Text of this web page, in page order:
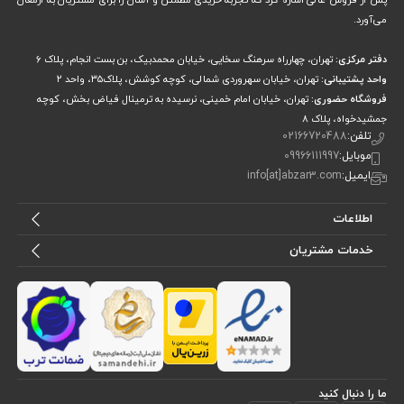
سوالات متداول
منگنه کوب بادی برای چه کارهایی مناسب است؟
ظرفیت ۱۰۰ منگنه کافی است؟
اقلام همراه دستگاه چیست؟
چگونه منگنه کوب بادی را نگهداری کنم؟
از کجا منگنه کوب آروا اصل بخرم؟
همین حالا سفارش دهید
ارسال فوری | تضمین اصالت کالا | پشتیبانی تخصصی ابزار سه
می‌آورد.
دفتر مرکزی:تهران، چهارراه سرهنگ سخایی، خیابان محمدبیک، بن بست انجام، پلاک 6
واحد پشتیبانی:تهران، خیابان سهروردی شمالی، کوچه کوشش، پلاک۳۵، واحد ۲
فروشگاه حضوری:تهران، خیابان امام خمینی، نرسیده به ترمینال فیاض بخش، کوچه
جمشیدخواه، پلاک ۸
تلفن:02166720488
موبایل:09966111997
ایمیل:info[at]abzar3.com
اطلاعات
خدمات مشتریان
ما را دنبال کنید